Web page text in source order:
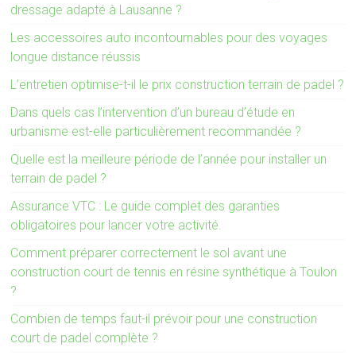
dressage adapté à Lausanne ?
Les accessoires auto incontournables pour des voyages
longue distance réussis
L’entretien optimise-t-il le prix construction terrain de padel ?
Dans quels cas l’intervention d’un bureau d’étude en
urbanisme est-elle particulièrement recommandée ?
Quelle est la meilleure période de l’année pour installer un
terrain de padel ?
Assurance VTC : Le guide complet des garanties
obligatoires pour lancer votre activité.
Comment préparer correctement le sol avant une
construction court de tennis en résine synthétique à Toulon
?
Combien de temps faut-il prévoir pour une construction
court de padel complète ?